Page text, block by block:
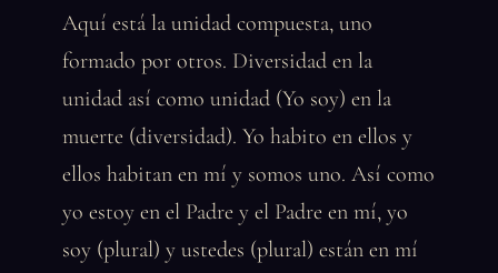
Aquí está la unidad compuesta, uno
formado por otros. Diversidad en la
unidad así como unidad (Yo soy) en la
muerte (diversidad). Yo habito en ellos y
ellos habitan en mí y somos uno. Así como
yo estoy en el Padre y el Padre en mí, yo
soy (plural) y ustedes (plural) están en mí